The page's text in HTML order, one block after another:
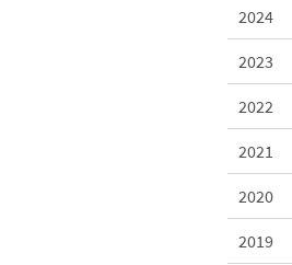
2024
2023
2022
2021
2020
2019